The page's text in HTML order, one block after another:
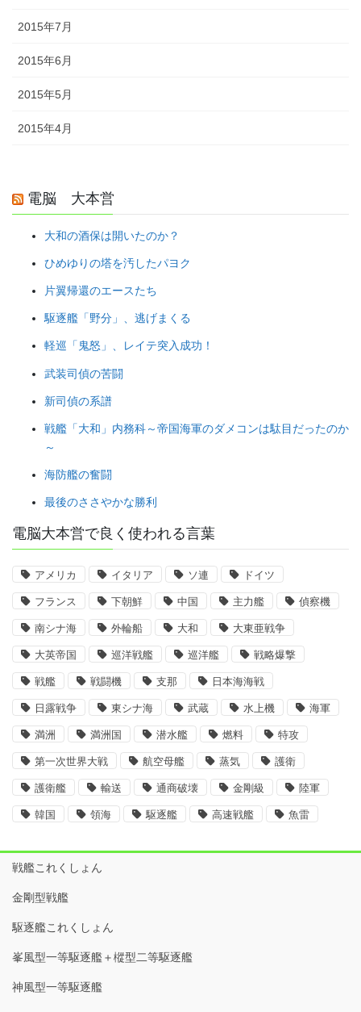
2015年7月
2015年6月
2015年5月
2015年4月
電脳 大本営
大和の酒保は開いたのか？
ひめゆりの塔を汚したパヨク
片翼帰還のエースたち
駆逐艦「野分」、逃げまくる
軽巡「鬼怒」、レイテ突入成功！
武装司偵の苦闘
新司偵の系譜
戦艦「大和」内務科～帝国海軍のダメコンは駄目だったのか
～
海防艦の奮闘
最後のささやかな勝利
電脳大本営で良く使われる言葉
アメリカ イタリア ソ連 ドイツ
フランス 下朝鮮 中国 主力艦 偵察機
南シナ海 外輪船 大和 大東亜戦争
大英帝国 巡洋戦艦 巡洋艦 戦略爆撃
戦艦 戦闘機 支那 日本海海戦
日露戦争 東シナ海 武蔵 水上機 海軍
満洲 満洲国 潜水艦 燃料 特攻
第一次世界大戦 航空母艦 蒸気 護衛
護衛艦 輸送 通商破壊 金剛級 陸軍
韓国 領海 駆逐艦 高速戦艦 魚雷
戦艦これくしょん
金剛型戦艦
駆逐艦これくしょん
峯風型一等駆逐艦＋樅型二等駆逐艦
神風型一等駆逐艦